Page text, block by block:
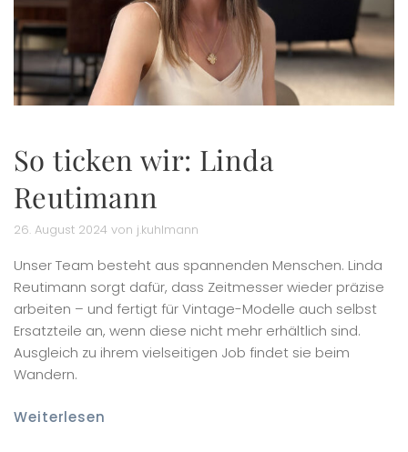
So ticken wir: Linda
Reutimann
26. August 2024 von j.kuhlmann
Unser Team besteht aus spannenden Menschen. Linda
Reutimann sorgt dafür, dass Zeitmesser wieder präzise
arbeiten – und fertigt für Vintage-Modelle auch selbst
Ersatzteile an, wenn diese nicht mehr erhältlich sind.
Ausgleich zu ihrem vielseitigen Job findet sie beim
Wandern.
Weiterlesen